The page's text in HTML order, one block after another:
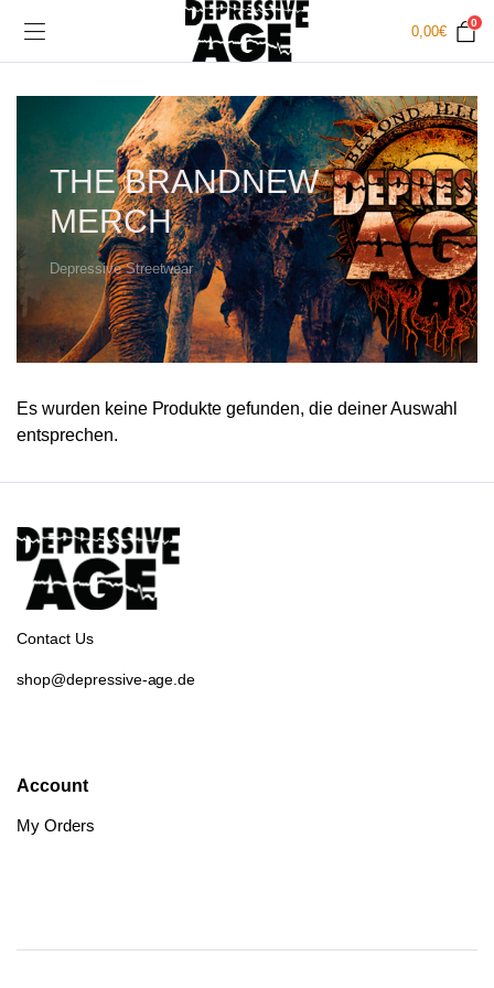
0,00€
0
THE BRANDNEW
MERCH
Depressive Streetwear
Es wurden keine Produkte gefunden, die deiner Auswahl
entsprechen.
Contact Us
shop@depressive-age.de
Account
My Orders